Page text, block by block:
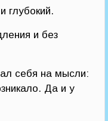
глубокий.
и без
себя на мысли:
Да и у